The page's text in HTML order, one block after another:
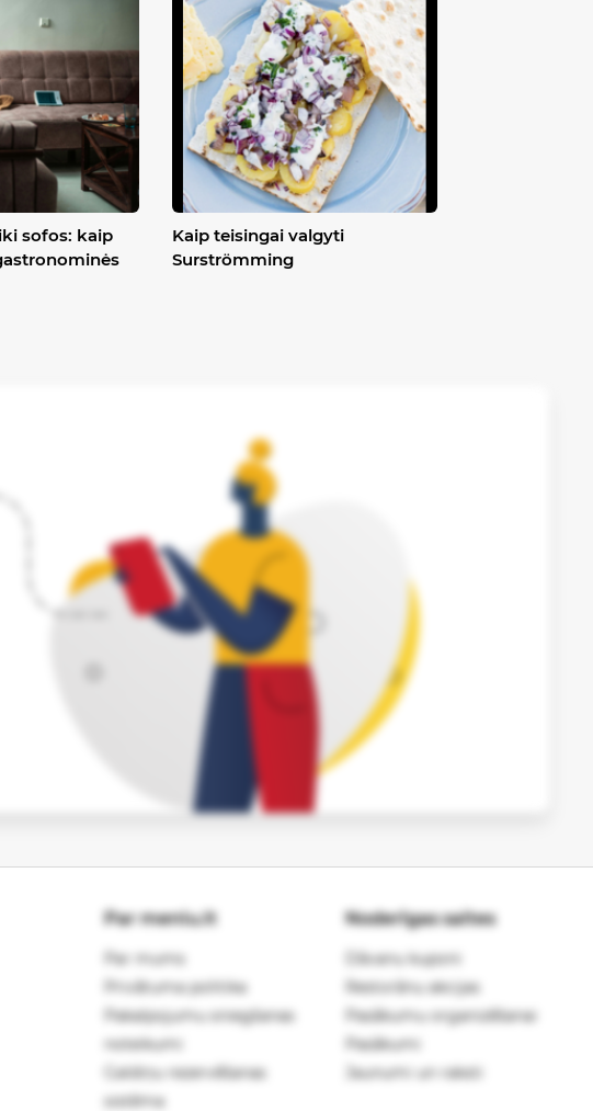
sofos: kaip
Kaip teisingai valgyti
Surströmming
Par meniu.lt
Par mums
Privātuma politika
Pakalpojumu sniegšanas
noteikumi
Galdiņu rezervēšanas
sistēma
Noderīgas saites
Dāvanu kuponi
Restorānu akcijas
Pasākumu organizēšanai
Pasākumi
Jaunumi un raksti